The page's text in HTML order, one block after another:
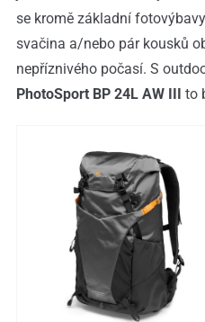
se kromě základní
svačina a/nebo pár kousků
nepříznivého počasí. S
PhotoSport BP 24L AW III to